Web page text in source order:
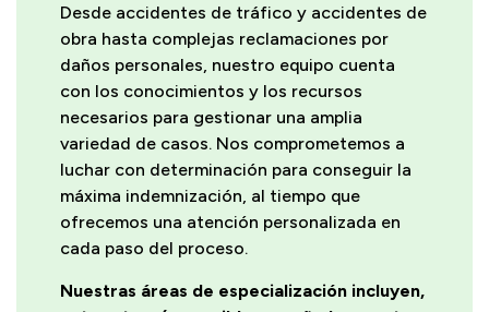
Desde accidentes de tráfico y accidentes de
obra hasta complejas reclamaciones por
daños personales, nuestro equipo cuenta
con los conocimientos y los recursos
necesarios para gestionar una amplia
variedad de casos. Nos comprometemos a
luchar con determinación para conseguir la
máxima indemnización, al tiempo que
ofrecemos una atención personalizada en
cada paso del proceso.
Nuestras áreas de especialización incluyen,